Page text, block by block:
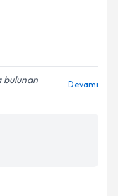
bulunan
Devamı